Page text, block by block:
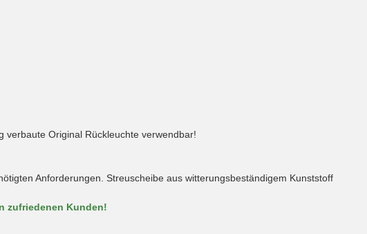
Original Rückleuchte verwendbar!
Anforderungen. Streuscheibe aus witterungsbeständigem Kunststoff
zufriedenen Kunden!